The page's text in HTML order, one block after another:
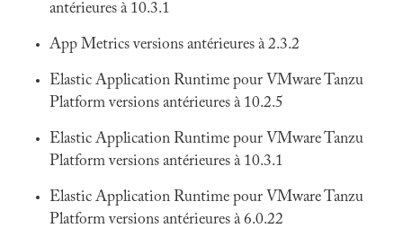
antérieures à 10.3.1
App Metrics versions antérieures à 2.3.2
Elastic Application Runtime pour VMware Tanzu
Platform versions antérieures à 10.2.5
Elastic Application Runtime pour VMware Tanzu
Platform versions antérieures à 10.3.1
Elastic Application Runtime pour VMware Tanzu
Platform versions antérieures à 6.0.22